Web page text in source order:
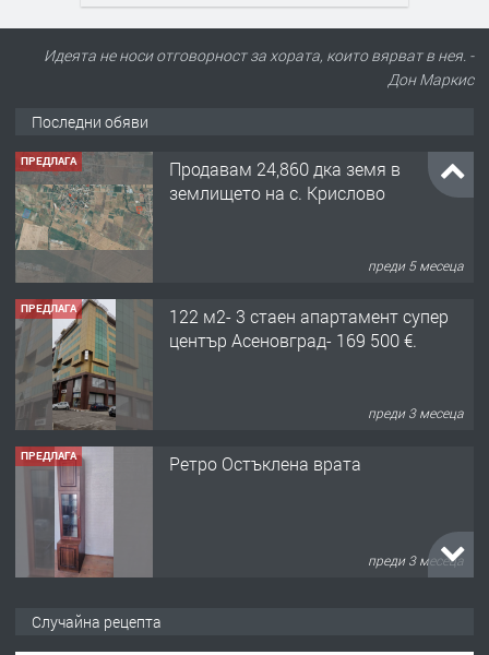
Идеята не носи отговорност за хората, които вярват в нея. -
Дон Маркис
Последни обяви
ПРЕДЛАГА
Продавам 24,860 дка земя в
землището на с. Крислово
преди 5 месеца
ПРЕДЛАГА
122 м2- 3 стаен апартамент супер
център Асеновград- 169 500 €.
преди 3 месеца
ПРЕДЛАГА Ретро Остъклена врата
преди 3 месеца
Случайна рецепта